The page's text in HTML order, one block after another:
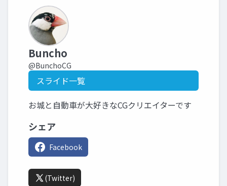
Buncho
@BunchoCG
スライド一覧
お城と自動車が大好きなCGクリエイターです
シェア
Facebook
(Twitter)